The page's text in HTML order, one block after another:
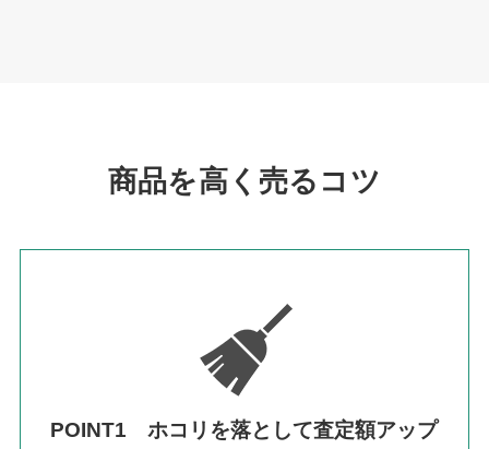
商品を高く売るコツ
POINT1 ホコリを落として査定額アップ